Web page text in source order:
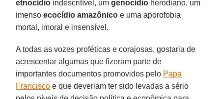
etnocídio indescritível, umgenocídio herodiano, um
imensoecocídio amazônico e uma aporofobia
mortal, imoral e insensível.
A todas as vozes proféticas e corajosas, gostaria de
acrescentar algumas que fizeram parte de
importantes documentos promovidos pelo Papa
Francisco e que deveriam ter sido levadas a sério